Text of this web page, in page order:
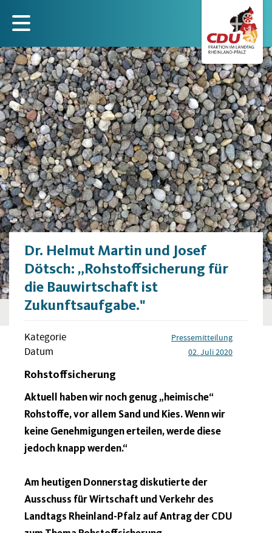
zum
Inhalt
Dr. Helmut Martin und Josef
Dötsch: „Rohstoffsicherung für
die Bauwirtschaft ist
Zukunftsaufgabe."
Kategorie Pressemitteilung
Datum 02. Juli 2020
Rohstoffsicherung
Aktuell haben wir noch genug „heimische“
Rohstoffe, vor allem Sand und Kies. Wenn wir
keine Genehmigungen erteilen, werde diese
jedoch knapp werden.“
Am heutigen Donnerstag diskutierte der
Ausschuss für Wirtschaft und Verkehr des
Landtags Rheinland-Pfalz auf Antrag der CDU